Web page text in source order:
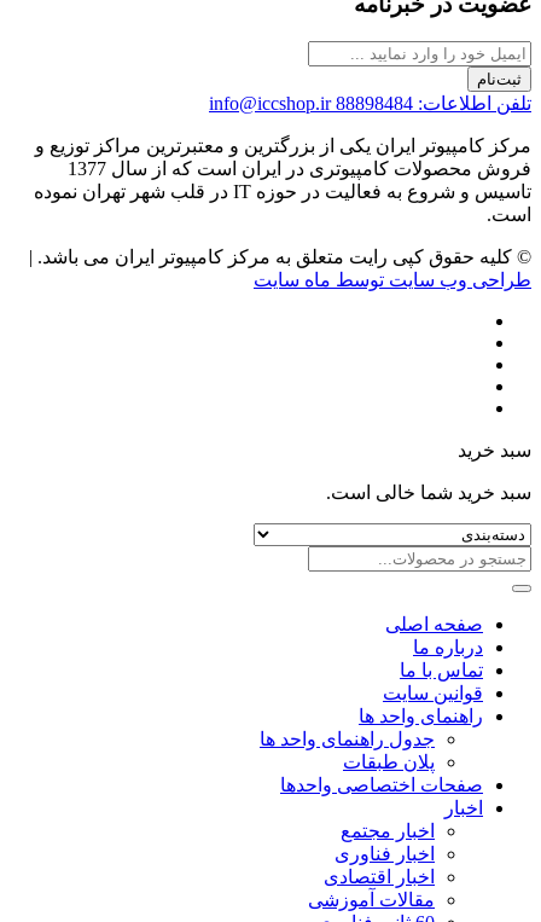
ثبت‌نام
تلفن اطلاعات: 88898484 info@iccshop.ir
مرکز کامپیوتر ایران یکی از بزرگترین و معتبرترین مراکز توزیع و
فروش محصولات کامپیوتری در ایران است که از سال 1377
تاسیس و شروع به فعالیت در حوزه IT در قلب شهر تهران نموده
است.
© کلیه حقوق کپی رایت متعلق به مرکز کامپیوتر ایران می باشد. |
طراحی وب سایت توسط ماه سایت
سبد خرید
سبد خرید شما خالی است.
صفحه اصلی
درباره ما
تماس با ما
قوانین سایت
راهنمای واحد ها
جدول راهنمای واحد ها
پلان طبقات
صفحات اختصاصی واحدها
اخبار
اخبار مجتمع
اخبار فناوری
اخبار اقتصادی
مقالات آموزشی